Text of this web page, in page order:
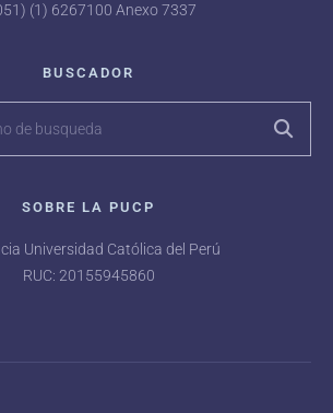
(1) 6267100 Anexo 7337
BUSCADOR
SOBRE LA PUCP
Universidad Católica del Perú
RUC: 20155945860